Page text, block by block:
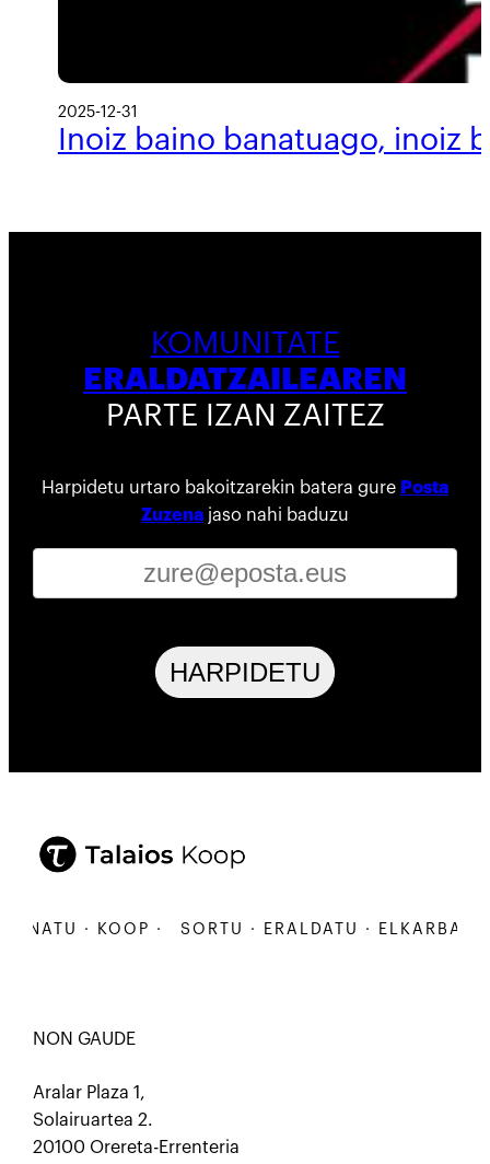
2025-12-31
Inoiz baino banatuago, inoiz
KOMUNITATE
ERALDATZAILEAREN
PARTE IZAN ZAITEZ
Harpidetu urtaro bakoitzarekin batera gure Posta
Zuzena jaso nahi baduzu
HARPIDETU
· KOOP · SORTU · ERALDATU ·
NON GAUDE
Aralar Plaza 1,
Solairuartea 2.
20100 Orereta-Errenteria